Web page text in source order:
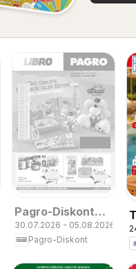
Pagro-Diskont
Flugblatt
30.07.2026 - 05.08.2026
Pagro-Diskont